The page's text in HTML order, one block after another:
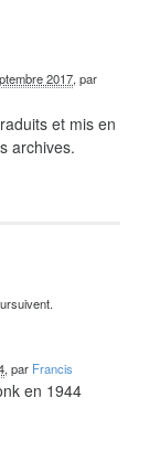
2017, par
et mis en
archives.
, par Francis
en 1944